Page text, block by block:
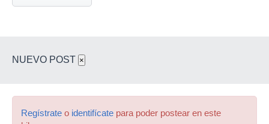
NUEVO POST ×
Regístrate o identifícate para poder postear en este